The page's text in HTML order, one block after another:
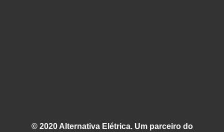
© 2020 Alternativa Elétrica. Um parceiro do